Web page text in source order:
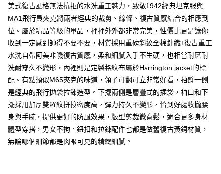
7-11取貨付款
每筆NT$80，滿NT$1,000(含以上)免運費
每筆NT$80，滿NT$1,000(含以上)免運費
宅配
每筆NT$150，滿NT$3,000(含以上)免運費
外島郵寄
每筆NT$150
美式復古風格無法抗拒的水洗重工魅力，致敬1942經典坦克服與
MA1飛行員夾克將兩者經典的裁剪、線條、復古質感結合的相應到
位。屬於精品等級的單品，裡裡外外都非常完美，性價比更是讓你
收到一定感到帥得不要不要，材質採用重磅斜紋全棉針織+復古重工
水洗自帶阿美咔嘰復古質感，柔和細膩入手不生硬，也相當耐磨耐
洗耐穿久不變形，內裡則是定製格紋布屬於Harrington jacket的標
配。有點類似M65夾克的味道，領子可翻可立非常好看，袖臂一側
是經典的飛行拋袋拉鍊造型。下擺兩側是層疊式的插袋，袖口和下
擺採用加厚雙羅紋拼接密度高，彈力持久不變形，恰到好處收攏腰
身與手腕，提供更好的防風效果，版型剪裁微寬鬆，適合更多身材
體型穿搭，男女不拘。鈕扣和拉鍊配件也都是做舊復古黃銅材質，
無論哪個細節都是肉眼可見的精緻細膩。